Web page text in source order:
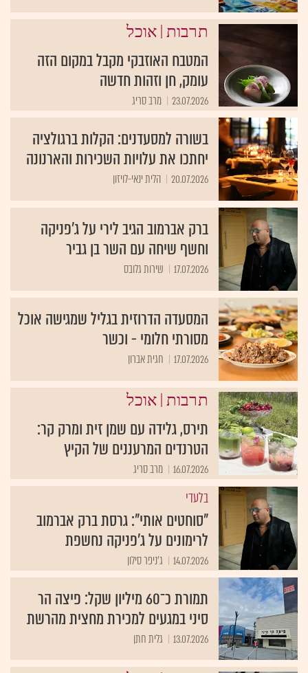
תרבות | אוכל
המטבח האוזבקי מקבל במקום הזה
עומק, חן וזהות חדשה
23.07.2026 מרב סריג
בשורה למסעדנים: הקלות ברגולציה
יחתכו את עלויות השכירות והארנונה
20.07.2026 הלית ינאי-לויזון
ברק אברמוב הגיב לירי על ג׳פניקה
וחשף שיחה עם השר בן גביר
17.07.2026 שירות גלובס
המסעדה הדרוזית בגליל שמגישה אוכל
מסורתי חלומי - וכשר
17.07.2026 חגית אברון
תרבות | אוכל
תירס, גלידה עם שמן זית ומרק קר:
הטרנדים המרעננים של הקיץ
16.07.2026 מרב סריג
בלעדי
"סוחטים אותי": גרסת ברק אברמוב
לרימונים על ג'פניקה נחשפת
14.07.2026 ג'ניפר סילון
תמורת כ־60 מיליון שקל: פיצה הר
סיני במגעים למכירת מחצית מהרשת
13.07.2026 גלית חתן